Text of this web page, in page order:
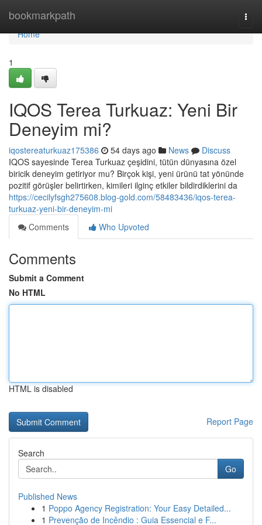
bookmarkpath
Home
Home
1
IQOS Terea Turkuaz: Yeni Bir
Deneyim mi?
iqostereaturkuaz175386 54 days ago News
Discuss
IQOS sayesinde Terea Turkuaz çeşidini, tütün dünyasına özel
biricik deneyim getiriyor mu? Birçok kişi, yeni ürünü tat yönünde
pozitif görüşler belirtirken, kimileri ilginç etkiler bildirdiklerini da
https://cecilyfsgh275608.blog-gold.com/58483436/iqos-terea-
turkuaz-yeni-bir-deneyim-mi
Comments
Who Upvoted
Comments
Submit a Comment
No HTML
HTML is disabled
Report Page
Search
Go
Published News
1 Poppo Agency Registration: Your Easy Detailed...
1 Prevenção de Incêndio : Guia Essencial e F...